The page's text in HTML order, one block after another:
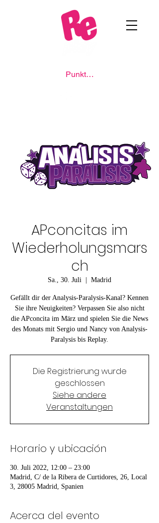
Punkte ansehen
APconcitas im
Wiederholungsmars
ch
Sa., 30. Juli
  |
Madrid
Gefällt dir der Analysis-Paralysis-Kanal? Kennen
Sie ihre Neuigkeiten? Verpassen Sie also nicht
die APconcita im März und spielen Sie die News
des Monats mit Sergio und Nancy von Analysis-
Paralysis bis Replay.
Die Registrierung wurde
geschlossen
Siehe andere
Veranstaltungen
Horario y ubicación
30. Juli 2022, 12:00 – 23:00
Madrid, C/ de la Ribera de Curtidores, 26, Local
3, 28005 Madrid, Spanien
Acerca del evento